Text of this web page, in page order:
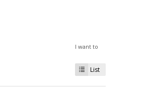
I want to
List